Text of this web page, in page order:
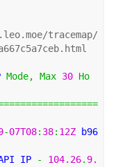
tracemap/
Mode, Max 30 Ho
-07T08: 38: 12Z b96
IP - 104.26. 9.